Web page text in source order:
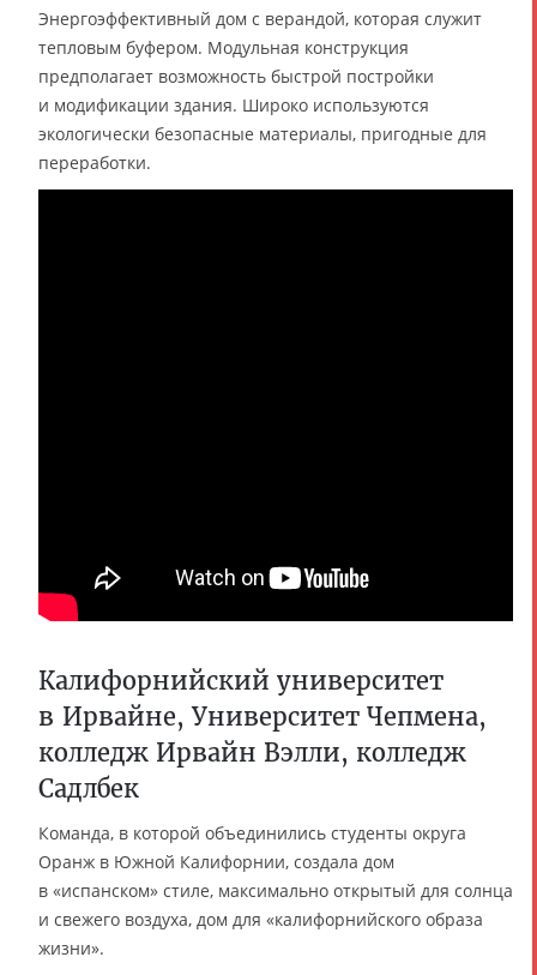
Энергоэффективный дом с верандой, которая служит
тепловым буфером. Модульная конструкция
предполагает возможность быстрой постройки
и модификации здания. Широко используются
экологически безопасные материалы, пригодные для
переработки.
Калифорнийский университет
в Ирвайне, Университет Чепмена,
колледж Ирвайн Вэлли, колледж
Садлбек
Команда, в которой объединились студенты округа
Оранж в Южной Калифорнии, создала дом
в «испанском» стиле, максимально открытый для солнца
и свежего воздуха, дом для «калифорнийского образа
жизни».